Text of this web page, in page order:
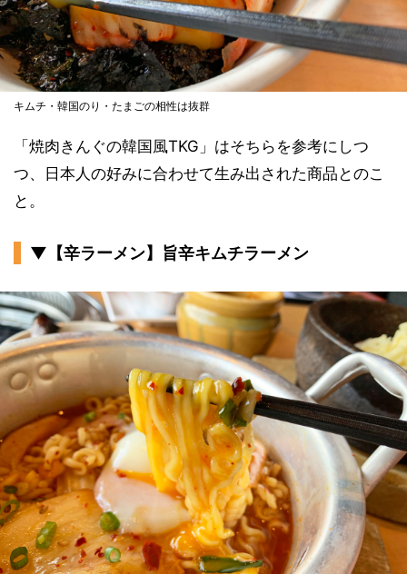
キムチ・韓国のり・たまごの相性は抜群
「焼肉きんぐの韓国風TKG」はそちらを参考にしつ
つ、日本人の好みに合わせて生み出された商品とのこ
と。
▼【辛ラーメン】旨辛キムチラーメン